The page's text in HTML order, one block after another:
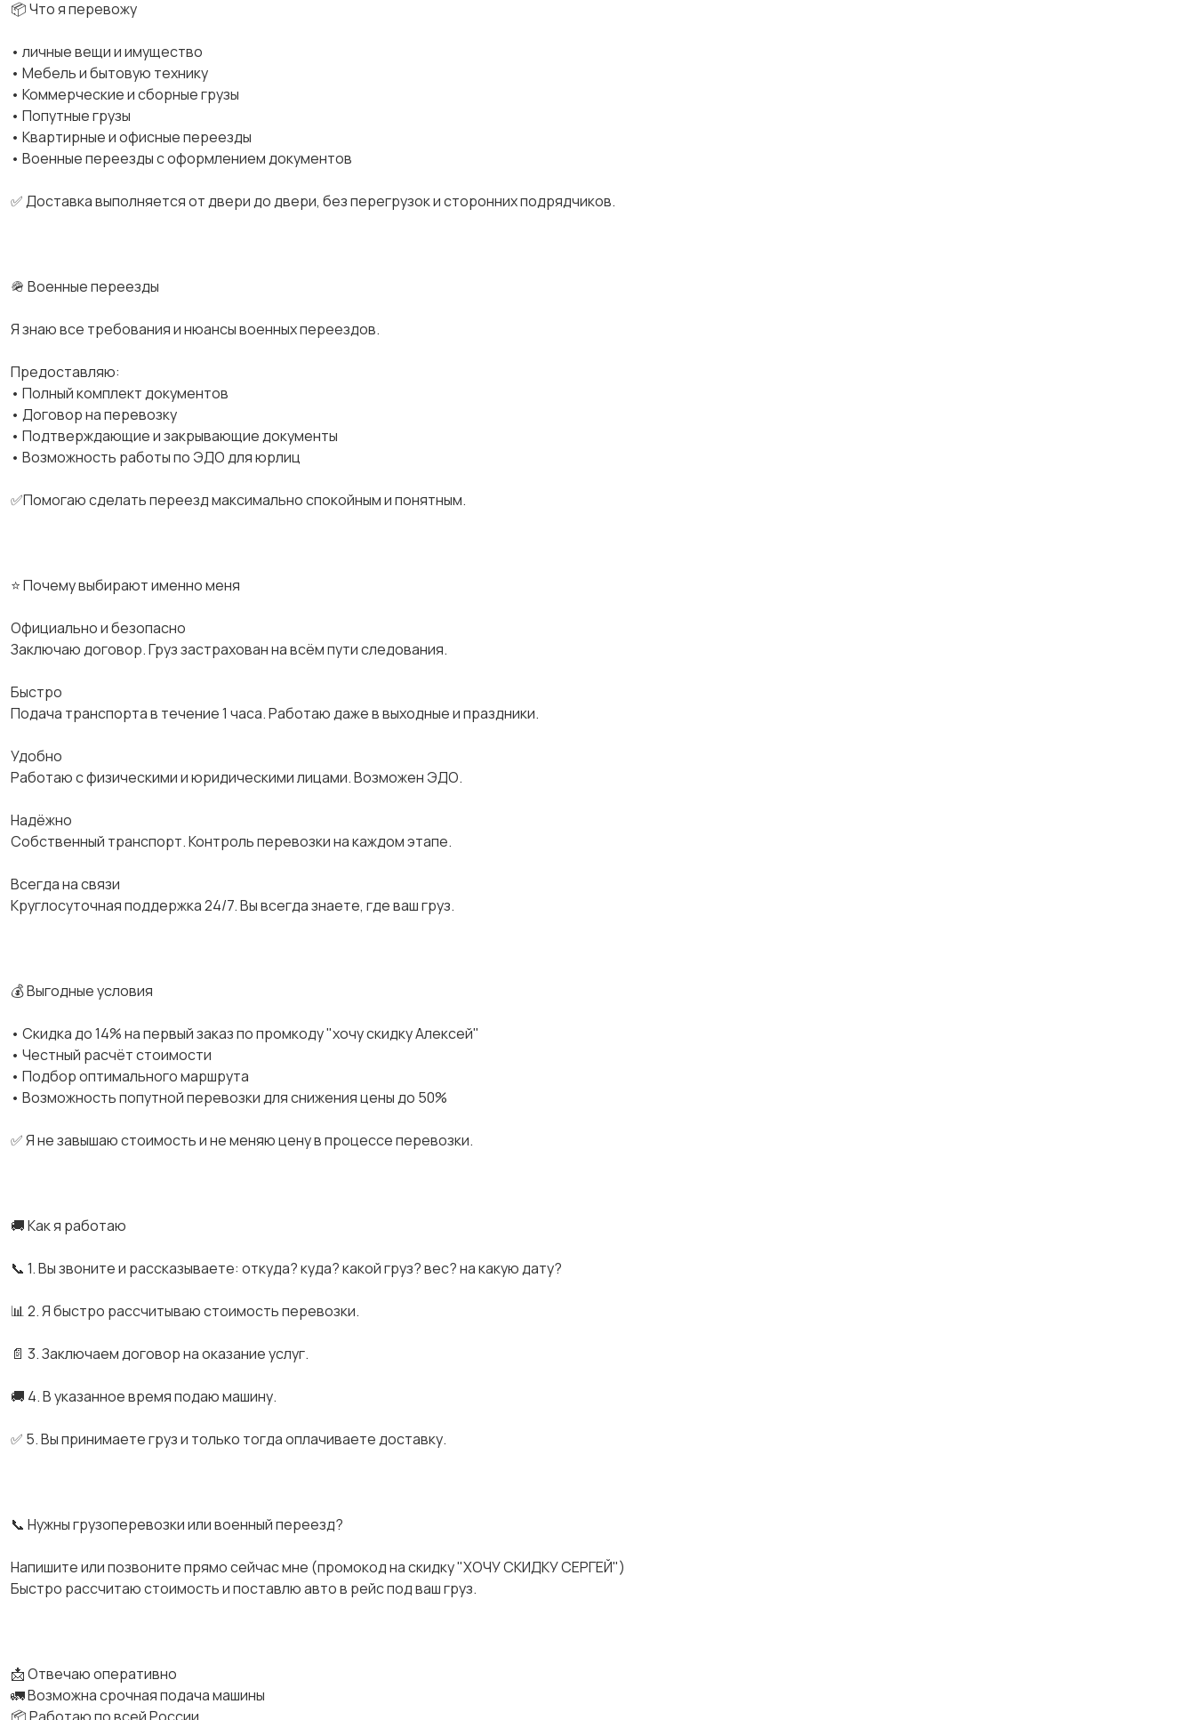
📦 Что я перевожу
• личные вещи и имущество
• Мебель и бытовую технику
• Коммерческие и сборные грузы
• Попутные грузы
• Квартирные и офисные переезды
• Военные переезды с оформлением документов
✅ Доставка выполняется от двери до двери, без перегрузок и сторонних подрядчиков.
🪖 Военные переезды
Я знаю все требования и нюансы военных переездов.
Предоставляю:
• Полный комплект документов
• Договор на перевозку
• Подтверждающие и закрывающие документы
• Возможность работы по ЭДО для юрлиц
✅Помогаю сделать переезд максимально спокойным и понятным.
⭐ Почему выбирают именно меня
Официально и безопасно
Заключаю договор. Груз застрахован на всём пути следования.
Быстро
Подача транспорта в течение 1 часа. Работаю даже в выходные и праздники.
Удобно
Работаю с физическими и юридическими лицами. Возможен ЭДО.
Надёжно
Собственный транспорт. Контроль перевозки на каждом этапе.
Всегда на связи
Круглосуточная поддержка 24/7. Вы всегда знаете, где ваш груз.
💰 Выгодные условия
• Скидка до 14% на первый заказ по промкоду "хочу скидку Алексей"
• Честный расчёт стоимости
• Подбор оптимального маршрута
• Возможность попутной перевозки для снижения цены до 50%
✅ Я не завышаю стоимость и не меняю цену в процессе перевозки.
🚚 Как я работаю
📞 1. Вы звоните и рассказываете: откуда? куда? какой груз? вес? на какую дату?
📊 2. Я быстро рассчитываю стоимость перевозки.
📄 3. Заключаем договор на оказание услуг.
🚚 4. В указанное время подаю машину.
✅ 5. Вы принимаете груз и только тогда оплачиваете доставку.
📞 Нужны грузоперевозки или военный переезд?
Напишите или позвоните прямо сейчас мне (промокод на скидку "ХОЧУ СКИДКУ СЕРГЕЙ")
Быстро рассчитаю стоимость и поставлю авто в рейс под ваш груз.
📩 Отвечаю оперативно
🚛 Возможна срочная подача машины